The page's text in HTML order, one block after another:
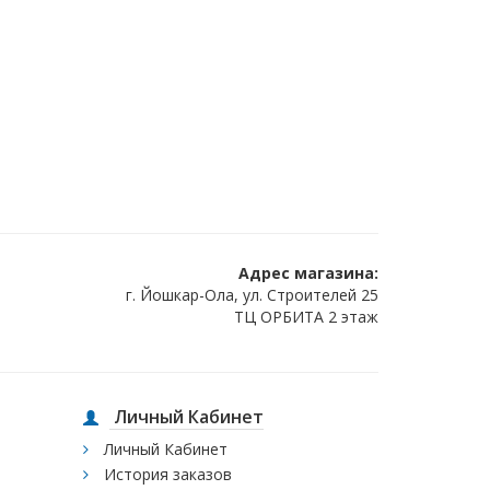
Адрес магазина:
г. Йошкар-Ола, ул. Строителей 25
ТЦ ОРБИТА 2 этаж
Личный Кабинет
Личный Кабинет
История заказов